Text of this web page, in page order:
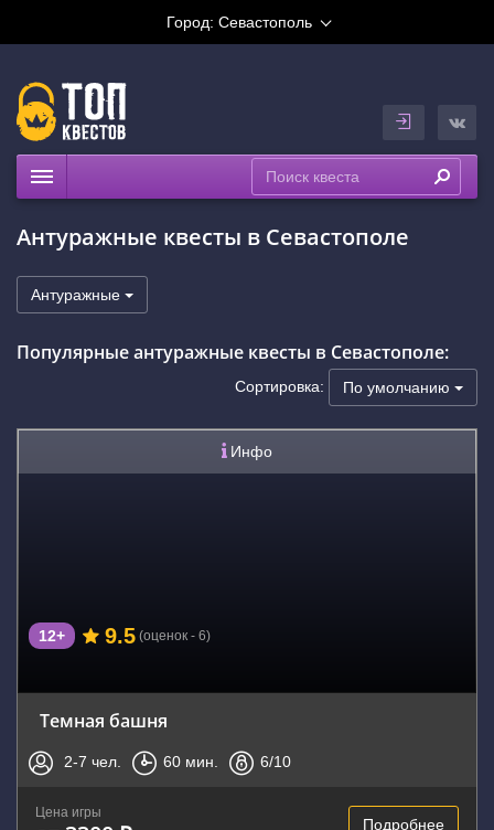
Город: Севастополь
Рейтинги
На карте
Антуражные квесты в Севастополе
Антуражные
Популярные антуражные квесты в Севастополе:
Сортировка: По умолчанию
Инфо
12+ 9.5 (оценок - 6)
Темная башня
2-7 чел. 60 мин. 6/10
Цена игры
Подробнее